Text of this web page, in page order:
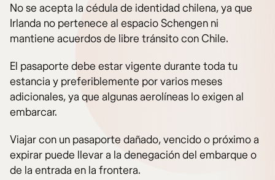
No se acepta la cédula de identidad chilena, ya que
Irlanda no pertenece al espacio Schengen ni
mantiene acuerdos de libre tránsito con Chile.
El pasaporte debe estar vigente durante toda tu
estancia y preferiblemente por varios meses
adicionales, ya que algunas aerolíneas lo exigen al
embarcar.
Viajar con un pasaporte dañado, vencido o próximo a
expirar puede llevar a la denegación del embarque o
de la entrada en la frontera.